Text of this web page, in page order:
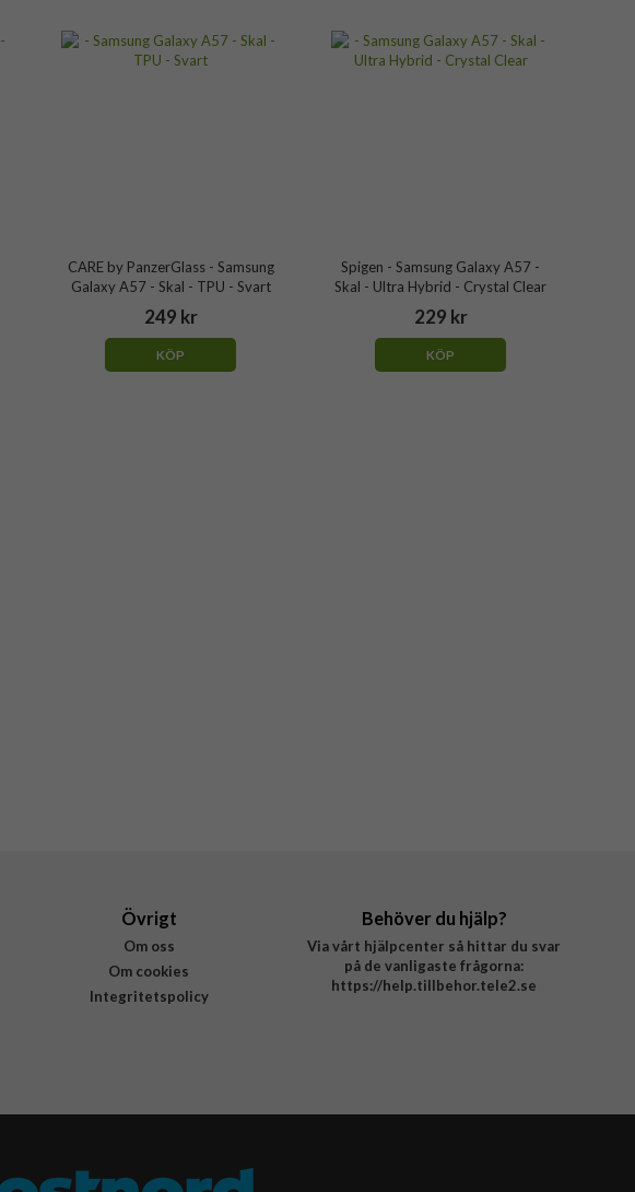
CARE by PanzerGlass - Samsung
Galaxy A57 - Skal - TPU - Svart
249 kr
KÖP
Spigen - Samsung Galaxy A57 -
Skal - Ultra Hybrid - Crystal Clear
229 kr
KÖP
Övrigt
Om oss
Om cookies
Integritetspolicy
Behöver du hjälp?
Via vårt hjälpcenter så hittar du svar
på de vanligaste frågorna:
https://help.tillbehor.tele2.se